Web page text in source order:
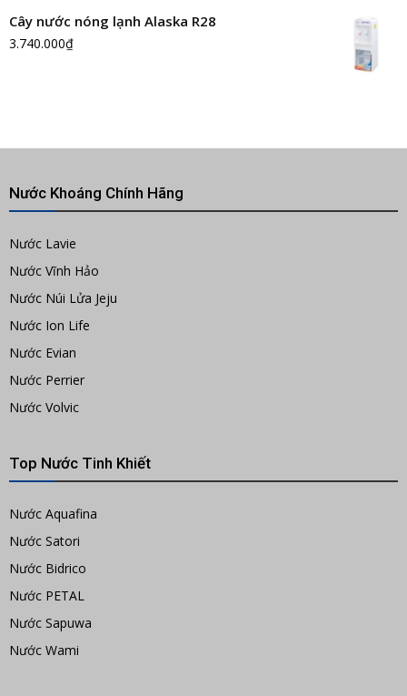
Cây nước nóng lạnh Alaska R28
3.740.000₫
Nước Khoáng Chính Hãng
Nước Lavie
Nước Vĩnh Hảo
Nước Núi Lửa Jeju
Nước Ion Life
Nước Evian
Nước Perrier
Nước Volvic
Top Nước Tinh Khiết
Nước Aquafina
Nước Satori
Nước Bidrico
Nước PETAL
Nước Sapuwa
Nước Wami